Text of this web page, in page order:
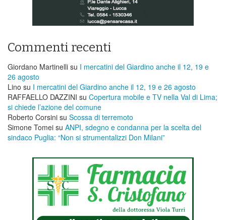
Commenti recenti
Giordano Martinelli su I mercatini del Giardino anche il 12, 19 e
26 agosto
Lino su I mercatini del Giardino anche il 12, 19 e 26 agosto
RAFFAELLO DAZZINI su ​Copertura mobile e TV nella Val di Lima;
si chiede l’azione del comune
Roberto Corsini su Scossa di terremoto
Simone Tomei su ANPI, sdegno e condanna per la scelta del
sindaco Puglia: “Non si strumentalizzi Don Milani”